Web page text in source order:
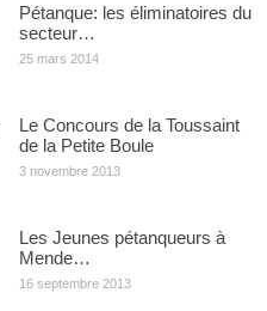
Pétanque: les éliminatoires du
secteur…
25 mars 2014
Le Concours de la Toussaint
de la Petite Boule
3 novembre 2013
Les Jeunes pétanqueurs à
Mende…
16 septembre 2013